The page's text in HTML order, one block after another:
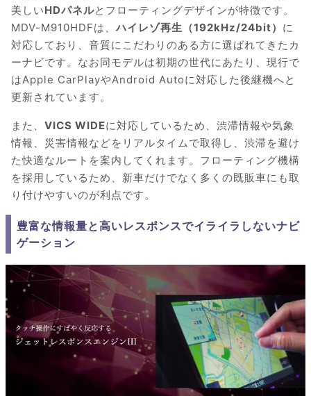
美しいHDパネルとフローティングデザインが特徴です。
MDV-M910HDFは、ハイレゾ再生（192kHz/24bit） に
対応しており、音質にこだわりのある方に選ばれてきたカ
ーナビです。なお同モデルは初期の世代にあたり、現行で
はApple CarPlayやAndroid Autoに対応した後継機へと
更新されています。
また、 VICS WIDEに対応しているため、渋滞情報や気象
情報、災害情報などをリアルタイムで取得し、渋滞を避け
た快適なルートを案内してくれます。フローティング機構
を採用しているため、新車だけでなく多くの既販車にも取
り付けやすいのが利点です。
豊富な情報量と高いレスポンスでイライラしないナビ
ゲーション